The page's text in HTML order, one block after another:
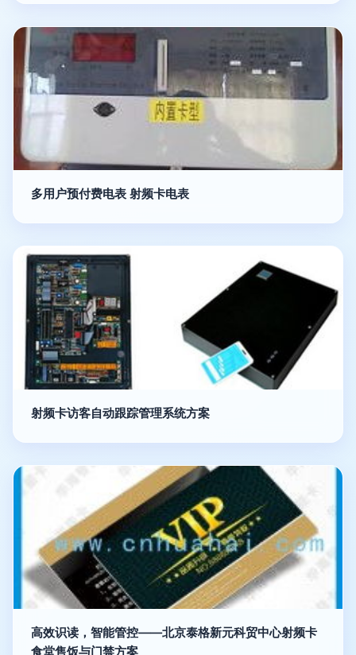
多用户预付费电表 射频卡电表
射频卡访客自动跟踪管理系统方案
高效识读，智能管控——北京泰格新元科贸中心射频卡
食堂售饭与门禁方案